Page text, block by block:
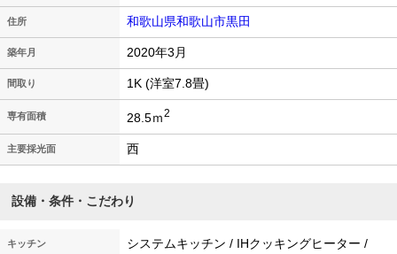
住所 和歌山県和歌山市黒田
築年月 2020年3月
間取り 1K (洋室7.8畳)
専有面積 28.5ｍ2
主要採光面 西
設備・条件・こだわり
キッチン システムキッチン / IHクッキングヒーター /